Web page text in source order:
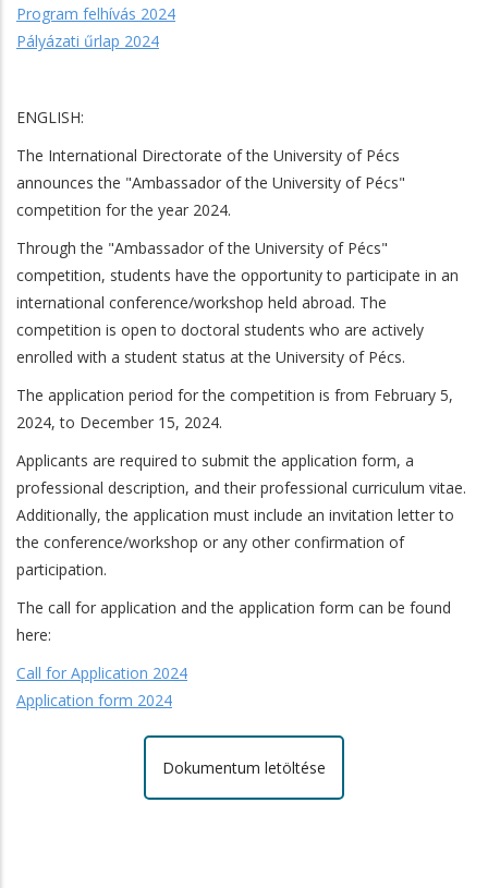
Program felhívás 2024
Pályázati űrlap 2024
ENGLISH:
The International Directorate of the University of Pécs
announces the "Ambassador of the University of Pécs"
competition for the year 2024.
Through the "Ambassador of the University of Pécs"
competition, students have the opportunity to participate in an
international conference/workshop held abroad. The
competition is open to doctoral students who are actively
enrolled with a student status at the University of Pécs.
The application period for the competition is from February 5,
2024, to December 15, 2024.
Applicants are required to submit the application form, a
professional description, and their professional curriculum vitae.
Additionally, the application must include an invitation letter to
the conference/workshop or any other confirmation of
participation.
The call for application and the application form can be found
here:
Call for Application 2024
Application form 2024
Dokumentum letöltése